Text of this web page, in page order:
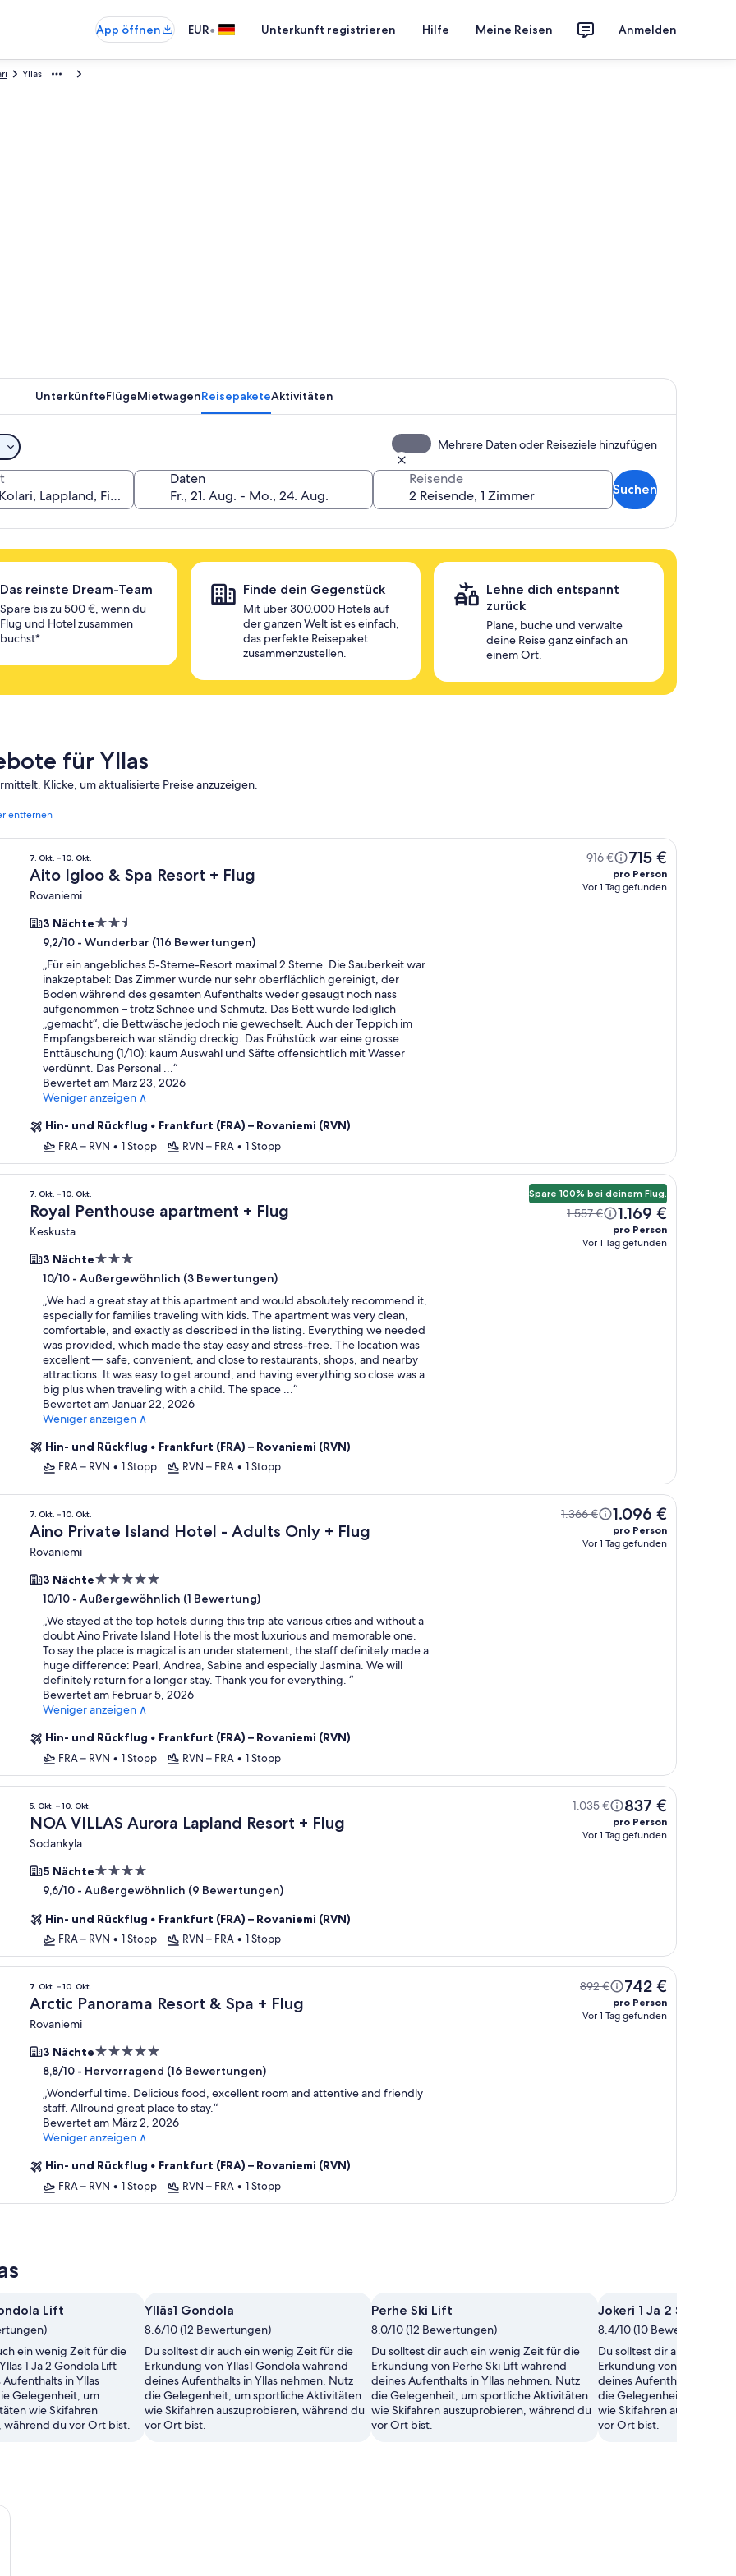
App öffnen EUR• Unterkunft registrieren Hilfe Meine Reisen Anmelden
Yllas
UnterkünfteFlügeMietwagenReisepaketeAktivitäten
Mehrere Daten oder Reiseziele hinzufügen
Daten Reisende
Suchen
Das reinste Dream-Team
Spare bis zu 500 €, wenn du
Flug und Hotel zusammen
buchst*
Finde dein Gegenstück
Mit über 300.000 Hotels auf
der ganzen Welt ist es einfach,
das perfekte Reisepaket
zusammenzustellen.
Lehne dich entspannt
zurück
Plane, buche und verwalte
deine Reise ganz einfach an
einem Ort.
für Yllas
Klicke, um aktualisierte Preise anzuzeigen.
entfernen
7. Okt. – 10. Okt.
Aito Igloo & Spa Resort + Flug
Rovaniemi
3 Nächte2.5-
Sterne-
Unterkunft
9,2/10 - Wunderbar (116 Bewertungen)
„Für ein angebliches 5-Sterne-Resort maximal 2 Sterne. Die Sauberkeit war
inakzeptabel: Das Zimmer wurde nur sehr oberflächlich gereinigt, der
Boden während des gesamten Aufenthalts weder gesaugt noch nass
aufgenommen – trotz Schnee und Schmutz. Das Bett wurde lediglich
„gemacht“, die Bettwäsche jedoch nie gewechselt. Auch der Teppich im
Empfangsbereich war ständig dreckig. Das Frühstück war eine grosse
Enttäuschung (1/10): kaum Auswahl und Säfte offensichtlich mit Wasser
verdünnt. Das Personal ...“
Bewertet am März 23, 2026
Weniger anzeigen ∧
Hin- und Rückflug • Frankfurt (FRA) – Rovaniemi (RVN)
FRA – RVN • 1 Stopp RVN – FRA • 1 Stopp
916 € 715 €
pro Person
Vor 1 Tag gefunden
7. Okt. – 10. Okt.
Royal Penthouse apartment + Flug
Keskusta
3 Nächte3.0-
Sterne-
Unterkunft
10/10 - Außergewöhnlich (3 Bewertungen)
„We had a great stay at this apartment and would absolutely recommend it,
especially for families traveling with kids. The apartment was very clean,
comfortable, and exactly as described in the listing. Everything we needed
was provided, which made the stay easy and stress-free. The location was
excellent — safe, convenient, and close to restaurants, shops, and nearby
attractions. It was easy to get around, and having everything so close was a
big plus when traveling with a child. The space ... “
Bewertet am Januar 22, 2026
Weniger anzeigen ∧
Hin- und Rückflug • Frankfurt (FRA) – Rovaniemi (RVN)
FRA – RVN • 1 Stopp RVN – FRA • 1 Stopp
Spare 100% bei deinem Flug.
1.557 € 1.169 €
pro Person
Vor 1 Tag gefunden
7. Okt. – 10. Okt.
Aino Private Island Hotel - Adults Only + Flug
Rovaniemi
3 Nächte5.0-
Sterne-
Unterkunft
10/10 - Außergewöhnlich (1 Bewertung)
„We stayed at the top hotels during this trip ate various cities and without a
doubt Aino Private Island Hotel is the most luxurious and memorable one.
To say the place is magical is an under statement, the staff definitely made a
huge difference: Pearl, Andrea, Sabine and especially Jasmina. We will
definitely return for a longer stay. Thank you for everything. “
Bewertet am Februar 5, 2026
Weniger anzeigen ∧
Hin- und Rückflug • Frankfurt (FRA) – Rovaniemi (RVN)
FRA – RVN • 1 Stopp RVN – FRA • 1 Stopp
1.366 € 1.096 €
pro Person
Vor 1 Tag gefunden
5. Okt. – 10. Okt.
NOA VILLAS Aurora Lapland Resort + Flug
Sodankyla
5 Nächte4.0-
Sterne-
9,6/10 - Außergewöhnlich (9 Bewertungen)
Hin- und Rückflug • Frankfurt (FRA) – Rovaniemi (RVN)
FRA – RVN • 1 Stopp RVN – FRA • 1 Stopp
1.035 € 837 €
pro Person
Vor 1 Tag gefunden
7. Okt. – 10. Okt.
Arctic Panorama Resort & Spa + Flug
Rovaniemi
3 Nächte5.0-
Sterne-
Unterkunft
8,8/10 - Hervorragend (16 Bewertungen)
„Wonderful time. Delicious food, excellent room and attentive and friendly
staff. Allround great place to stay.“
Bewertet am März 2, 2026
Weniger anzeigen ∧
Hin- und Rückflug • Frankfurt (FRA) – Rovaniemi (RVN)
FRA – RVN • 1 Stopp RVN – FRA • 1 Stopp
892 € 742 €
pro Person
Vor 1 Tag gefunden
Lift
ein wenig Zeit für die
1 Ja 2 Gondola Lift
in Yllas
Gelegenheit, um
wie Skifahren
während du vor Ort bist.
Ylläs1 Gondola
8.6/10 (12 Bewertungen)
Du solltest dir auch ein wenig Zeit für die
Erkundung von Ylläs1 Gondola während
deines Aufenthalts in Yllas nehmen. Nutz
die Gelegenheit, um sportliche Aktivitäten
wie Skifahren auszuprobieren, während du
vor Ort bist.
Perhe Ski Lift
8.0/10 (12 Bewertungen)
Du solltest dir auch ein wenig Zeit für die
Erkundung von Perhe Ski Lift während
deines Aufenthalts in Yllas nehmen. Nutz
die Gelegenheit, um sportliche Aktivitäten
wie Skifahren auszuprobieren, während du
vor Ort bist.
Jokeri 1 Ja 2 Ski Lift
8.4/10 (10 Bewertungen)
Du solltest dir auch ein
Erkundung von Jokeri 1
deines Aufenthalts in
die Gelegenheit, um
wie Skifahren
vor Ort bist.